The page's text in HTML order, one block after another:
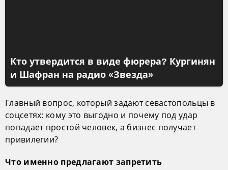
Кто утвердится в виде фюрера? Кургинян
и Шафран на радио «Звезда»
Главный вопрос, который задают севастопольцы в
соцсетях: кому это выгодно и почему под удар
попадает простой человек, а бизнес получает
привилегии?
Что именно предлагают запретить